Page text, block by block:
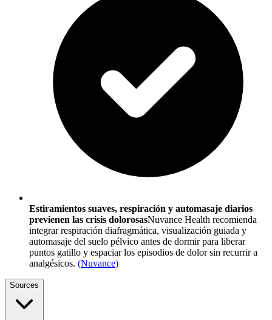
Estiramientos suaves, respiración y automasaje diarios
previenen las crisis dolorosasNuvance Health recomienda
integrar respiración diafragmática, visualización guiada y
automasaje del suelo pélvico antes de dormir para liberar
puntos gatillo y espaciar los episodios de dolor sin recurrir a
analgésicos. (Nuvance)
Sources